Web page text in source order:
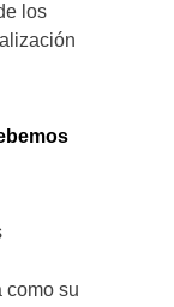
los
como su